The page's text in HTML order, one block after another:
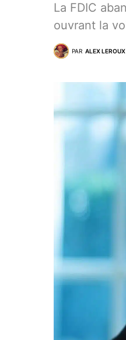
La FDIC
ouvrant la
PAR ALEX LEROUX